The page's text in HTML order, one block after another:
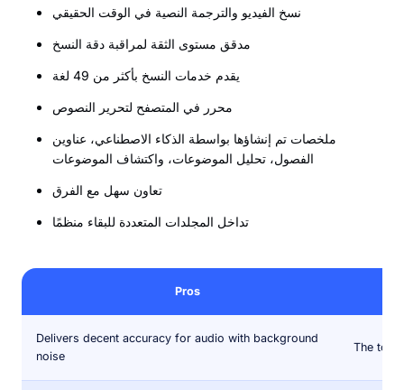
نسخ الفيديو والترجمة النصية في الوقت الحقيقي
مدقق مستوى الثقة لمراقبة دقة النسخ
يقدم خدمات النسخ بأكثر من 49 لغة
محرر في المتصفح لتحرير النصوص
ملخصات تم إنشاؤها بواسطة الذكاء الاصطناعي، عناوين
الفصول، تحليل الموضوعات، واكتشاف الموضوعات
تعاون سهل مع الفرق
تداخل المجلدات المتعددة للبقاء منظمًا
Pros
Delivers decent accuracy for audio with background
noise
The tool